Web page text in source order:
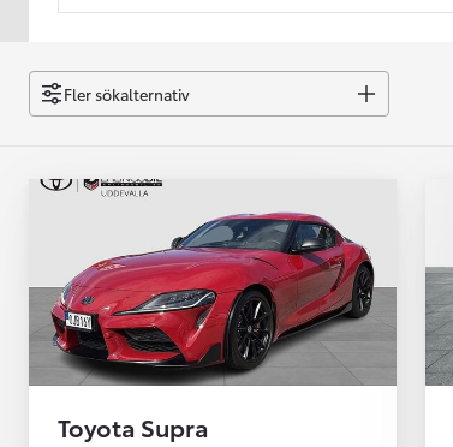
Easy Billån
GR Yaris
BENSIN
Fler sökalternativ
Toyota Supra